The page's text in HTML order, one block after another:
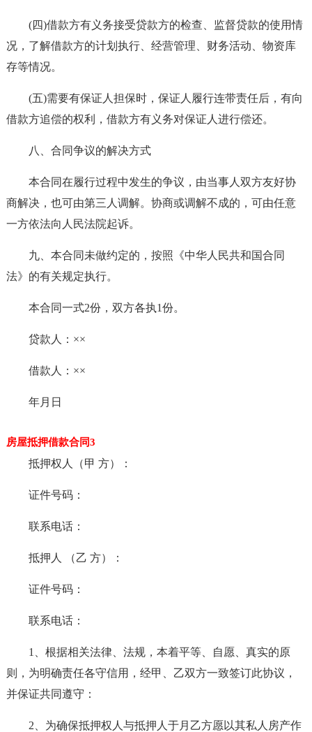
(四)借款方有义务接受贷款方的检查、监督贷款的使用情
况，了解借款方的计划执行、经营管理、财务活动、物资库
存等情况。
(五)需要有保证人担保时，保证人履行连带责任后，有向
借款方追偿的权利，借款方有义务对保证人进行偿还。
八、合同争议的解决方式
本合同在履行过程中发生的争议，由当事人双方友好协
商解决，也可由第三人调解。协商或调解不成的，可由任意
一方依法向人民法院起诉。
九、本合同未做约定的，按照《中华人民共和国合同
法》的有关规定执行。
本合同一式2份，双方各执1份。
贷款人：××
借款人：××
年月日
房屋抵押借款合同3
抵押权人（甲 方）：
证件号码：
联系电话：
抵押人 （乙 方）：
证件号码：
联系电话：
1、根据相关法律、法规，本着平等、自愿、真实的原
则，为明确责任各守信用，经甲、乙双方一致签订此协议，
并保证共同遵守：
2、为确保抵押权人与抵押人于月乙方愿以其私人房产作